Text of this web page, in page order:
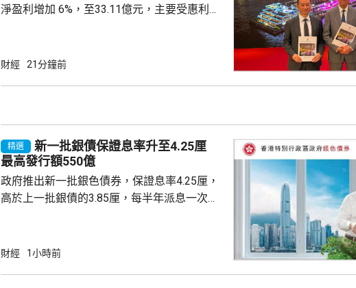
淨盈利增加 6%，至33.11億元，主要受惠利息
24.06億元。 九倉置業表示，到今年底綜合負
點，由65%調升至 90%，並持續檢討。第...
財經 21分鐘前
精選
新一批銀債保證息率升至4.25厘
最高發行額550億
政府推出新一批銀色債券，保證息率4.25厘，
高於上一批銀債的3.85厘，每半年派息一次。
100手債券；持有有效香港身份證、1967年出
財經 1小時前